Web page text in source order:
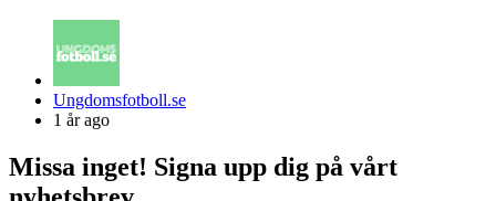
Posted
by
Ungdomsfotboll.se
1 år ago
Missa inget! Signa upp dig på vårt